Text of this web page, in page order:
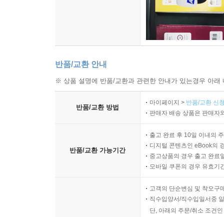
반품/교환 안내
※ 상품 설명에 반품/교환과 관련한 안내가 있는경우 아
반품/교환 방법
마이페이지 > 반품/교환 신
판매자 배송 상품은 판매자
반품/교환 가능기간
출고 완료 후 10일 이내의
디지털 콘텐츠인 eBook의
중고상품의 경우 출고 완료
모바일 쿠폰의 경우 유효기
고객의 단순변심 및 착오구
직수입양서/직수입일서중
단, 아래의 주문/취소 조건